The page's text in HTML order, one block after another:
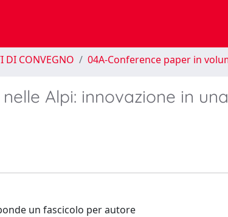
DI CONVEGNO 04A-Conference paper in
Alpi: innovazione in
un fascicolo per autore